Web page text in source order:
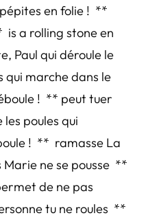
en folie ! **
a rolling stone en
Paul qui déroule le
qui marche dans le
! ** peut tuer
poules qui
! ** ramasse La
ne se pousse **
de ne pas
tu ne roules **